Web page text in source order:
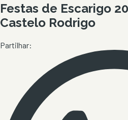
Festas de Escarigo
Castelo Rodrigo
Partilhar: